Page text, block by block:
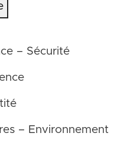
– Sécurité
– Environnement